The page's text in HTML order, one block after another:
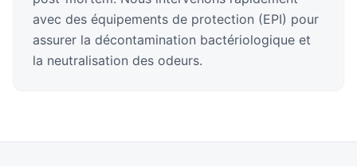
avec des équipements de protection (EPI) pour
assurer la décontamination bactériologique et
la neutralisation des odeurs.